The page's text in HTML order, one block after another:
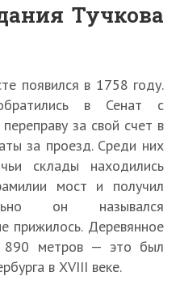
Тучкова
появился в 1758 году.
в Сенат с
за свой счет в
за проезд. Среди них
склады находились
мост и получил
он назывался
прижилось. Деревянное
890 метров — это был
в XVIII веке.